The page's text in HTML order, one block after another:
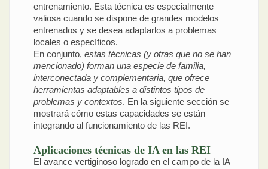
entrenamiento. Esta técnica es especialmente
valiosa cuando se dispone de grandes modelos
entrenados y se desea adaptarlos a problemas
locales o específicos.
En conjunto, estas técnicas (y otras que no se han
mencionado) forman una especie de familia,
interconectada y complementaria, que ofrece
herramientas adaptables a distintos tipos de
problemas y contextos. En la siguiente sección se
mostrará cómo estas capacidades se están
integrando al funcionamiento de las REI.
Aplicaciones técnicas de IA en las REI
El avance vertiginoso logrado en el campo de la IA